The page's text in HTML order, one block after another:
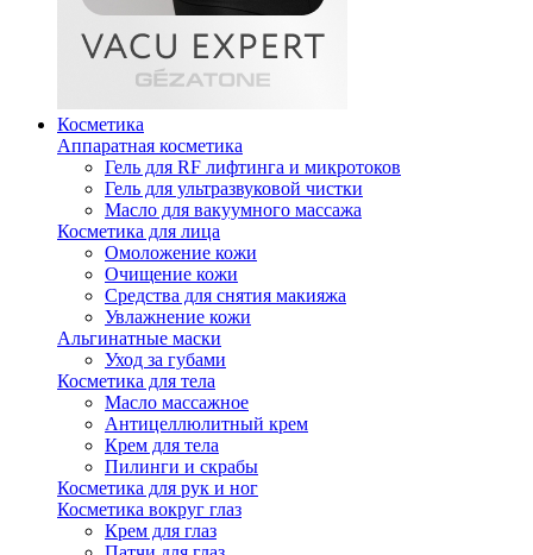
Косметика
Аппаратная косметика
Гель для RF лифтинга и микротоков
Гель для ультразвуковой чистки
Масло для вакуумного массажа
Косметика для лица
Омоложение кожи
Очищение кожи
Средства для снятия макияжа
Увлажнение кожи
Альгинатные маски
Уход за губами
Косметика для тела
Масло массажное
Антицеллюлитный крем
Крем для тела
Пилинги и скрабы
Косметика для рук и ног
Косметика вокруг глаз
Крем для глаз